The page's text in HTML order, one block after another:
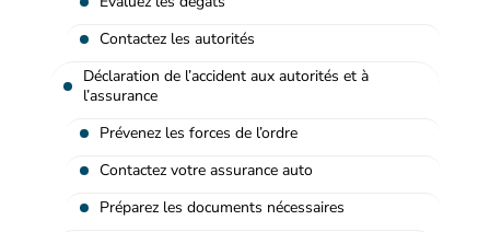
Contactez les autorités
Déclaration de l’accident aux autorités et à
l’assurance
Prévenez les forces de l’ordre
Contactez votre assurance auto
Préparez les documents nécessaires